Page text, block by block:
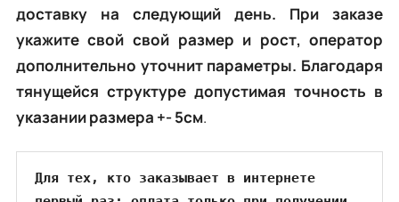
доставку на следующий день. При заказе
укажите свой свой размер и рост, оператор
дополнительно уточнит параметры. Благодаря
тянущейся структуре допустимая точность в
указании размера +- 5см.
Для тех, кто заказывает в интернете